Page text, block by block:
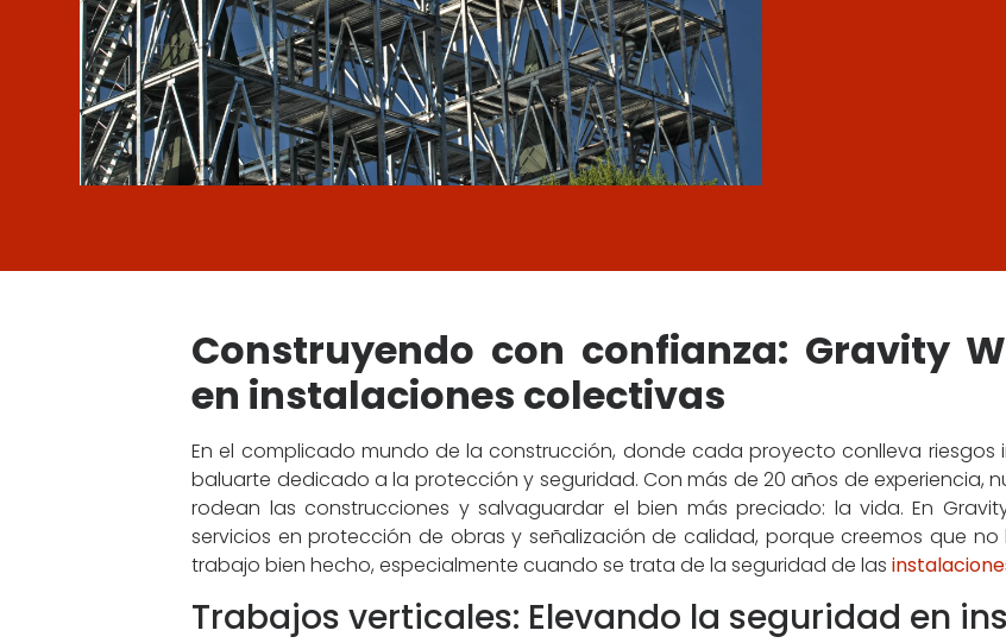
Construyendo con confianza: Gravity
en instalaciones colectivas
En el complicado mundo de la construcción, donde cada proyecto conlleva riesgos
baluarte dedicado a la protección y seguridad. Con más de 20 años de experiencia,
rodean las construcciones y salvaguardar el bien más preciado: la vida. En
servicios en protección de obras y señalización de calidad, porque creemos que
trabajo bien hecho, especialmente cuando se trata de la seguridad de las
Trabajos verticales: Elevando la seguridad en